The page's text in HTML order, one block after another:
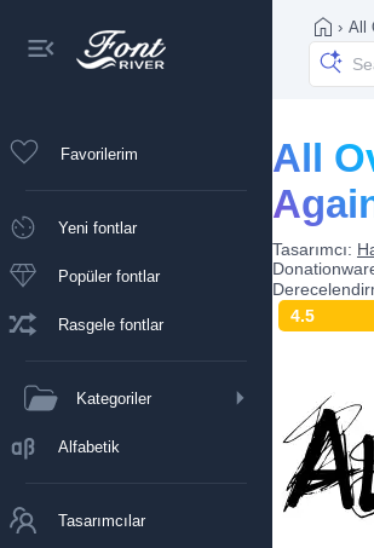
Favorilerim
Yeni fontlar
Popüler fontlar
Rasgele fontlar
Kategoriler
Alfabetik
Tasarımcılar
› All
All
Tasarımcı:
4.5